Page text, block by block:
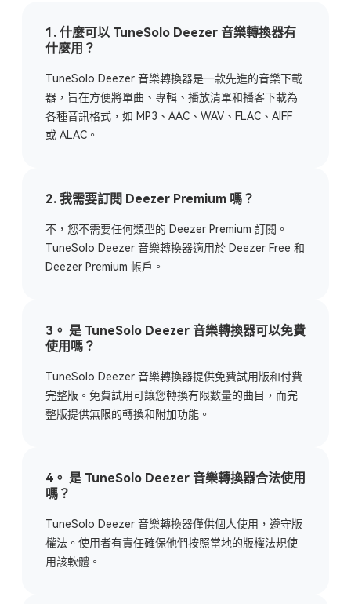
1. 什麼可以 TuneSolo Deezer 音樂轉換器有
什麼用？
TuneSolo Deezer 音樂轉換器是一款先進的音樂下載
器，旨在方便將單曲、專輯、播放清單和播客下載為
各種音訊格式，如 MP3、AAC、WAV、FLAC、AIFF
或 ALAC。
2. 我需要訂閱 Deezer Premium 嗎？
不，您不需要任何類型的 Deezer Premium 訂閱。
TuneSolo Deezer 音樂轉換器適用於 Deezer Free 和
Deezer Premium 帳戶。
3。 是 TuneSolo Deezer 音樂轉換器可以免費
使用嗎？
TuneSolo Deezer 音樂轉換器提供免費試用版和付費
完整版。免費試用可讓您轉換有限數量的曲目，而完
整版提供無限的轉換和附加功能。
4。 是 TuneSolo Deezer 音樂轉換器合法使用
嗎？
TuneSolo Deezer 音樂轉換器僅供個人使用，遵守版
權法。使用者有責任確保他們按照當地的版權法規使
用該軟體。